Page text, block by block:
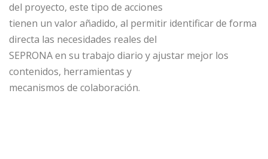
del proyecto, este tipo de acciones
tienen un valor añadido, al permitir identificar de forma
directa las necesidades reales del
SEPRONA en su trabajo diario y ajustar mejor los
contenidos, herramientas y
mecanismos de colaboración.